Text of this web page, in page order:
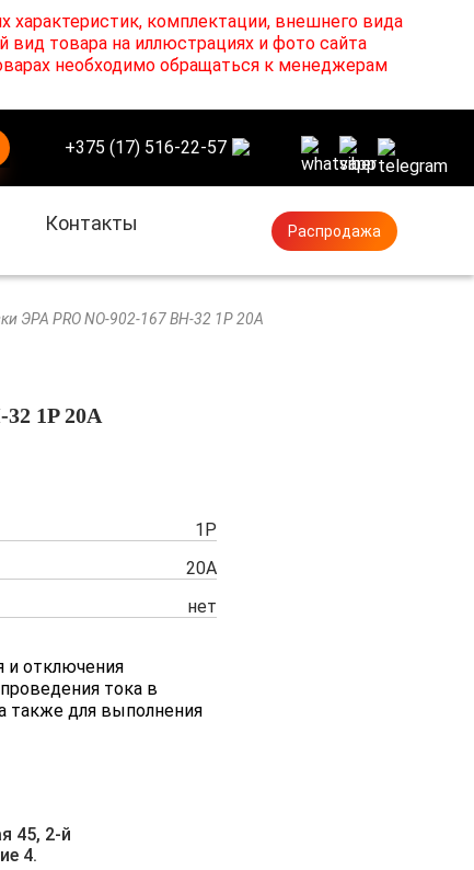
характеристик, комплектации, внешнего вида
вид товара на иллюстрациях и фото сайта
необходимо обращаться к менеджерам
+375 (17) 516-22-57
Контакты Распродажа
ЭРА PRO NO-902-167 ВН-32 1P 20A
1P 20A
1P
20A
нет
и отключения
тока в
также для выполнения
45, 2-й
4.